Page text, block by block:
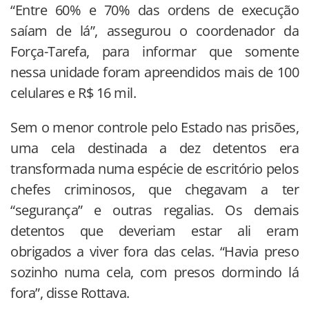
“Entre 60% e 70% das ordens de execução
saíam de lá”, assegurou o coordenador da
Força-Tarefa, para informar que somente
nessa unidade foram apreendidos mais de 100
celulares e R$ 16 mil.
Sem o menor controle pelo Estado nas prisões,
uma cela destinada a dez detentos era
transformada numa espécie de escritório pelos
chefes criminosos, que chegavam a ter
“segurança” e outras regalias. Os demais
detentos que deveriam estar ali eram
obrigados a viver fora das celas. “Havia preso
sozinho numa cela, com presos dormindo lá
fora”, disse Rottava.